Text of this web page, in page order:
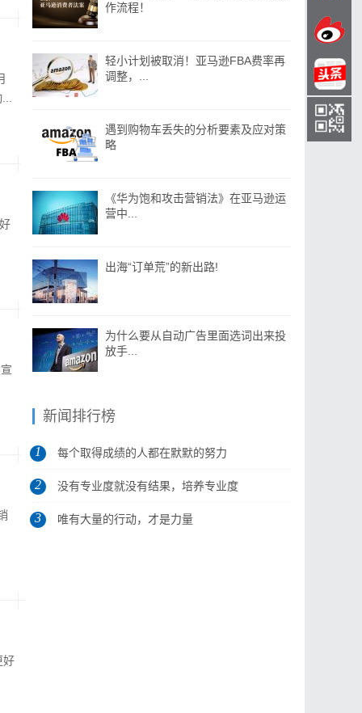
好
作流程！
轻小计划被取消！亚马逊FBA费率再
调整，...
遇到购物车丢失的分析要素及应对策
略
《华为饱和攻击营销法》在亚马逊运
营中...
出海“订单荒”的新出路!
为什么要从自动广告里面选词出来投
放手...
新闻排行榜
1 每个取得成绩的人都在默默的努力
2 没有专业度就没有结果，培养专业度
是做...
3 唯有大量的行动，才是力量